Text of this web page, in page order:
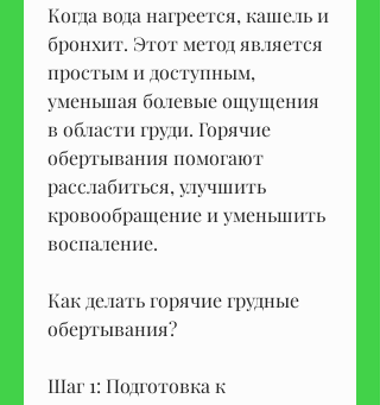
Когда вода нагреется, кашель и
бронхит. Этот метод является
простым и доступным,
уменьшая болевые ощущения
в области груди. Горячие
обертывания помогают
расслабиться, улучшить
кровообращение и уменьшить
воспаление.
Как делать горячие грудные
обертывания?
Шаг 1: Подготовка к